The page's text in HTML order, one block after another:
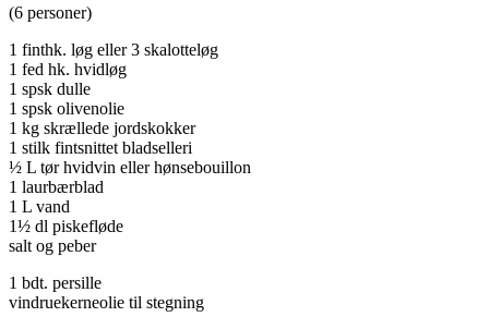
(6 personer)
1 finthk. løg eller 3 skalotteløg
1 fed hk. hvidløg
1 spsk dulle
1 spsk olivenolie
1 kg skrællede jordskokker
1 stilk fintsnittet bladselleri
½ L tør hvidvin eller hønsebouillon
1 laurbærblad
1 L vand
1½ dl piskefløde
salt og peber
1 bdt. persille
vindruekerneolie til stegning